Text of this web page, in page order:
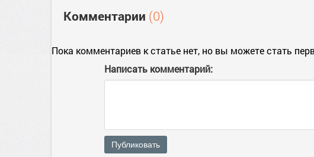
Комментарии (0)
Пока комментариев к статье нет, но вы можете стать
Написать комментарий:
Публиковать